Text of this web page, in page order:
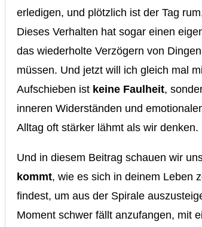
erledigen, und plötzlich ist der Tag
Dieses Verhalten hat sogar einen
das wiederholte Verzögern von
müssen. Und jetzt will ich gleich mal
Aufschieben ist keine Faulheit,
inneren Widerständen und
Alltag oft stärker lähmt als wir denken.
Und in diesem Beitrag schauen wir
kommt, wie es sich in deinem Leben
findest, um aus der Spirale
Moment schwer fällt anzufangen, mit